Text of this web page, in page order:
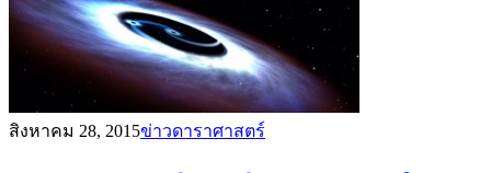
สิงหาคม 28, 2015ข่าวดาราศาสตร์